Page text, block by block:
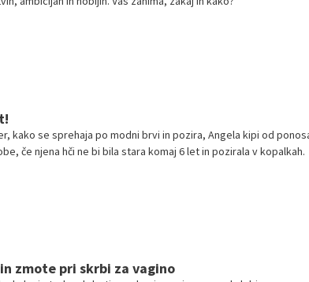
kako se sprehaja po modni brvi in pozira, Angela kipi od
če njena hči ne bi bila stara komaj 6 let in pozirala v kopalkah.
zmote pri skrbi za vagino